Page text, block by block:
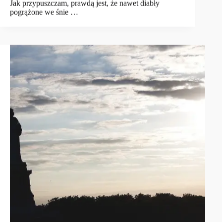
Jak przypuszczam, prawdą jest, że nawet diabły
pogrążone we śnie …